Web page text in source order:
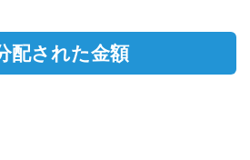
配された金額